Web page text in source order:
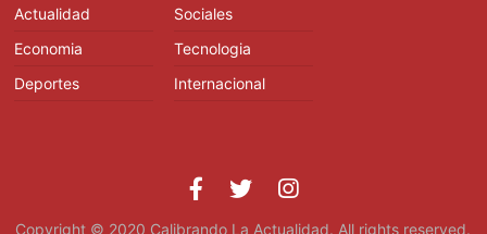
Actualidad
Economia
Deportes
Sociales
Tecnologia
Internacional
Copyright © 2020 Calibrando La Actualidad. All rights reserved.